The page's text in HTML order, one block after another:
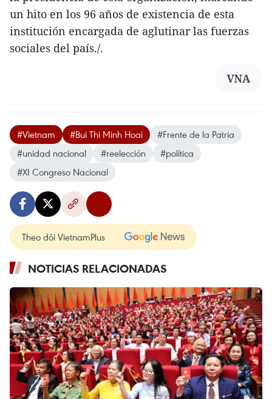
un hito en los 96 años de existencia de esta
institución encargada de aglutinar las fuerzas
sociales del país./.
VNA
#Vietnam #Bui Thi Minh Hoai
#Frente de la Patria
#unidad nacional
#reelección
#política
#XI Congreso Nacional
Theo dõi VietnamPlus
NOTICIAS RELACIONADAS